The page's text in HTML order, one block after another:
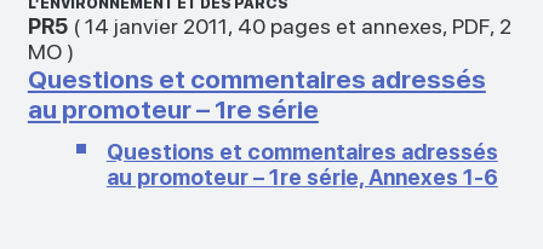
PR5(14 janvier 2011, 40 pages et annexes, PDF, 2
MO)
Questions et commentaires adressés
au promoteur – 1re série
Questions et commentaires adressés
au promoteur – 1re série, Annexes 1-6